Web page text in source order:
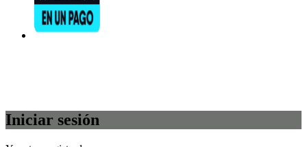
Iniciar sesión